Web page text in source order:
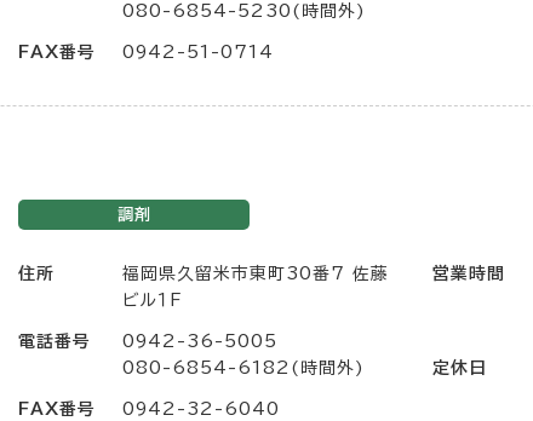
080-6854-5230(時間外)
FAX番号 0942-51-0714
調剤
住所
福岡県久留米市東町30番7 佐藤
ビル１F
電話番号
0942-36-5005
080-6854-6182(時間外)
FAX番号 0942-32-6040
営業時間
定休日